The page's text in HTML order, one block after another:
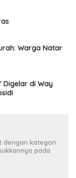
Warga Natar
Digelar di Way
dengan kategori
pada